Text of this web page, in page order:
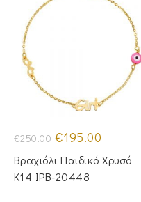
€250.00 Original
price
was:
€250.00.
€195.00
τιμή
είναι:
Βραχιόλι Παιδικό Χρυσό
Κ14 IPB-20448